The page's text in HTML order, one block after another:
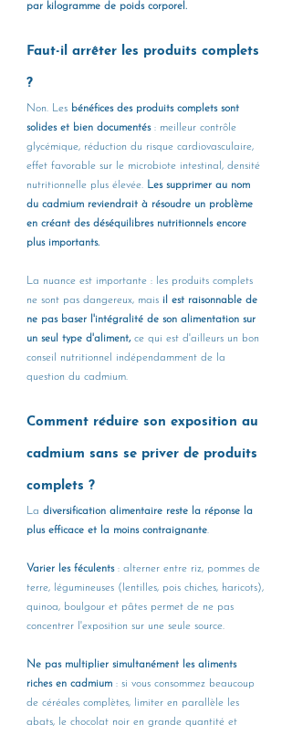
par kilogramme de poids corporel.
Faut-il arrêter les produits complets
?
Non. Les bénéfices des produits complets sont
solides et bien documentés : meilleur contrôle
glycémique, réduction du risque cardiovasculaire,
effet favorable sur le microbiote intestinal, densité
nutritionnelle plus élevée. Les supprimer au nom
du cadmium reviendrait à résoudre un problème
en créant des déséquilibres nutritionnels encore
plus importants.
La nuance est importante : les produits complets
ne sont pas dangereux, mais il est raisonnable de
ne pas baser l'intégralité de son alimentation sur
un seul type d'aliment, ce qui est d'ailleurs un bon
conseil nutritionnel indépendamment de la
question du cadmium.
Comment réduire son exposition au
cadmium sans se priver de produits
complets ?
La diversification alimentaire reste la réponse la
plus efficace et la moins contraignante.
Varier les féculents : alterner entre riz, pommes de
terre, légumineuses (lentilles, pois chiches, haricots),
quinoa, boulgour et pâtes permet de ne pas
concentrer l'exposition sur une seule source.
Ne pas multiplier simultanément les aliments
riches en cadmium : si vous consommez beaucoup
de céréales complètes, limiter en parallèle les
abats, le chocolat noir en grande quantité et